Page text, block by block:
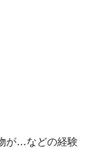
が…などの経験